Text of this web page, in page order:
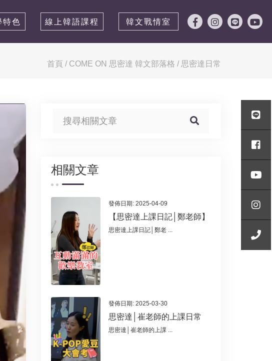
特色 線上韓語課程 韓文戰情室
首頁 / COME ON 思密達 韓文部落格 / 思密達日常
相關文章
發佈日期: 2025-04-09
【思密達上課日記│鄭老師】
思密達上課日記│鄭老 ...
發佈日期: 2025-03-30
思密達│崔老師的上課日常
思密達│崔老師的上課 ...